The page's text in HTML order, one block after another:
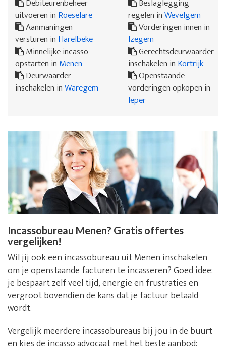
uitvoeren in Roeselare
Aanmaningen
versturen in Harelbeke
Minnelijke incasso
opstarten in Menen
Deurwaarder
inschakelen inWaregem
regelen inWevelgem
Vorderingen innen in
Izegem
Gerechtsdeurwaarder
inschakelen in Kortrijk
Openstaande
vorderingen opkopen in
Ieper
Incassobureau Menen? Gratis offertes
vergelijken!
Wil jij ook een incassobureau uit Menen inschakelen
om je openstaande facturen te incasseren? Goed idee:
je bespaart zelf veel tijd, energie en frustraties en
vergroot bovendien de kans dat je factuur betaald
wordt.
Vergelijk meerdere incassobureaus bij jou in de buurt
en kies de incasso advocaat met het beste aanbod: